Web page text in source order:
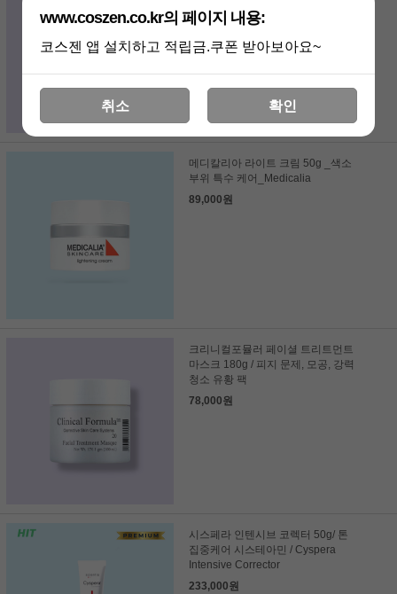
10% 설퍼
58,000원
메디칼리아 라이트 크림 50g _색소
부위 특수 케어_Medicalia
89,000원
크리니컬포뮬러 페이셜 트리트먼트
마스크 180g / 피지 문제, 모공, 강력
청소 유황 팩
78,000원
시스페라 인텐시브 코렉터 50g/ 톤
집중케어 시스테아민 / Cyspera
Intensive Corrector
233,000원
www.coszen.co.kr의 페이지 내용:
코스젠 앱 설치하고 적립금.쿠폰 받아보아요~
취소 확인